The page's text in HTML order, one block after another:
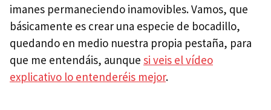
imanes permaneciendo inamovibles. Vamos, que
básicamente es crear una especie de bocadillo,
quedando en medio nuestra propia pestaña, para
que me entendáis, aunque si veis el vídeo
explicativo lo entenderéis mejor.